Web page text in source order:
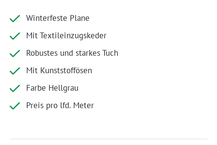
Winterfeste Plane
Mit Textileinzugskeder
Robustes und starkes Tuch
Mit Kunststoffösen
Farbe Hellgrau
Preis pro lfd. Meter